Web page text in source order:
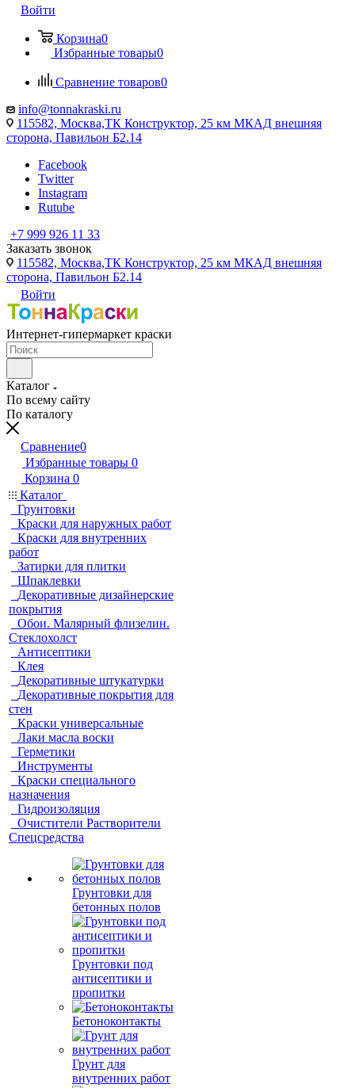
Войти
Корзина0
Избранные товары0
Сравнение товаров0
info@tonnakraski.ru
115582, Москва,ТК Конструктор, 25 км МКАД внешняя
сторона, Павильон Б2.14
Facebook
Twitter
Instagram
Rutube
+7 999 926 11 33
Заказать звонок
115582, Москва,ТК Конструктор, 25 км МКАД внешняя
сторона, Павильон Б2.14
Войти
Интернет-гипермаркет краски
Каталог
По всему сайту
По каталогу
Сравнение0
Избранные товары 0
Корзина 0
Каталог
Грунтовки
Краски для наружных работ
Краски для внутренних
работ
Затирки для плитки
Шпаклевки
Декоративные дизайнерские
покрытия
Обои. Малярный флизелин.
Стеклохолст
Антисептики
Клея
Декоративные штукатурки
Декоративные покрытия для
стен
Краски универсальные
Лаки масла воски
Герметики
Инструменты
Краски специального
назначения
Гидроизоляция
Очистители Растворители
Спецсредства
Грунтовки для
бетонных полов
Грунтовки под
антисептики и
пропитки
Бетоноконтакты
Грунт для
внутренних работ